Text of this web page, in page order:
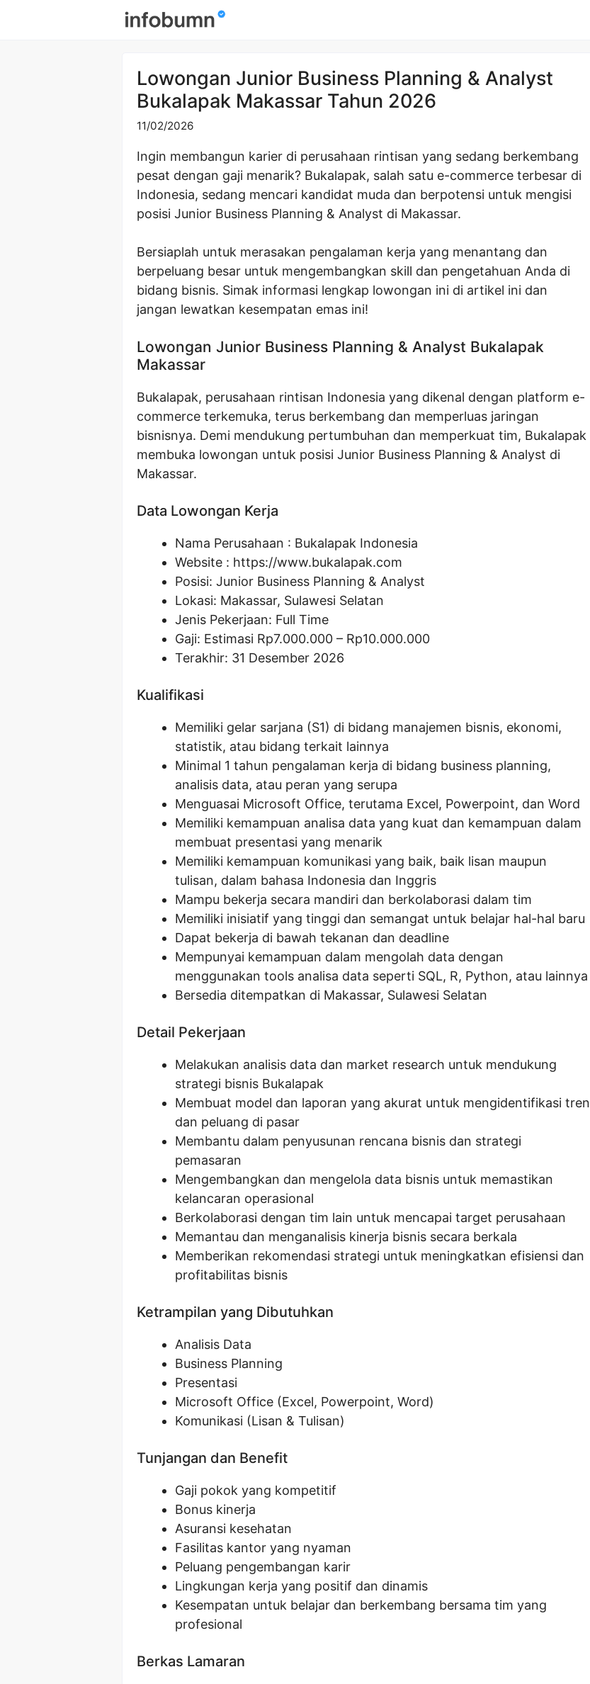
Lowongan Junior Business Planning & Analyst
Bukalapak Makassar Tahun 2026
11/02/2026
Ingin membangun karier di perusahaan rintisan yang sedang berkembang
pesat dengan gaji menarik? Bukalapak, salah satu e-commerce terbesar di
Indonesia, sedang mencari kandidat muda dan berpotensi untuk mengisi
posisi Junior Business Planning & Analyst di Makassar.
Bersiaplah untuk merasakan pengalaman kerja yang menantang dan
berpeluang besar untuk mengembangkan skill dan pengetahuan Anda di
bidang bisnis. Simak informasi lengkap lowongan ini di artikel ini dan
jangan lewatkan kesempatan emas ini!
Lowongan Junior Business Planning & Analyst Bukalapak
Makassar
Bukalapak, perusahaan rintisan Indonesia yang dikenal dengan platform e-
commerce terkemuka, terus berkembang dan memperluas jaringan
bisnisnya. Demi mendukung pertumbuhan dan memperkuat tim, Bukalapak
membuka lowongan untuk posisi Junior Business Planning & Analyst di
Makassar.
Data Lowongan Kerja
Nama Perusahaan : Bukalapak Indonesia
Website : https://www.bukalapak.com
Posisi: Junior Business Planning & Analyst
Lokasi: Makassar, Sulawesi Selatan
Jenis Pekerjaan: Full Time
Gaji: Estimasi Rp7.000.000 – Rp10.000.000
Terakhir: 31 Desember 2026
Kualifikasi
Memiliki gelar sarjana (S1) di bidang manajemen bisnis, ekonomi,
statistik, atau bidang terkait lainnya
Minimal 1 tahun pengalaman kerja di bidang business planning,
analisis data, atau peran yang serupa
Menguasai Microsoft Office, terutama Excel, Powerpoint, dan Word
Memiliki kemampuan analisa data yang kuat dan kemampuan dalam
membuat presentasi yang menarik
Memiliki kemampuan komunikasi yang baik, baik lisan maupun
tulisan, dalam bahasa Indonesia dan Inggris
Mampu bekerja secara mandiri dan berkolaborasi dalam tim
Memiliki inisiatif yang tinggi dan semangat untuk belajar hal-hal baru
Dapat bekerja di bawah tekanan dan deadline
Mempunyai kemampuan dalam mengolah data dengan
menggunakan tools analisa data seperti SQL, R, Python, atau lainnya
Bersedia ditempatkan di Makassar, Sulawesi Selatan
Detail Pekerjaan
Melakukan analisis data dan market research untuk mendukung
strategi bisnis Bukalapak
Membuat model dan laporan yang akurat untuk mengidentifikasi tren
dan peluang di pasar
Membantu dalam penyusunan rencana bisnis dan strategi
pemasaran
Mengembangkan dan mengelola data bisnis untuk memastikan
kelancaran operasional
Berkolaborasi dengan tim lain untuk mencapai target perusahaan
Memantau dan menganalisis kinerja bisnis secara berkala
Memberikan rekomendasi strategi untuk meningkatkan efisiensi dan
profitabilitas bisnis
Ketrampilan yang Dibutuhkan
Analisis Data
Business Planning
Presentasi
Microsoft Office (Excel, Powerpoint, Word)
Komunikasi (Lisan & Tulisan)
Tunjangan dan Benefit
Gaji pokok yang kompetitif
Bonus kinerja
Asuransi kesehatan
Fasilitas kantor yang nyaman
Peluang pengembangan karir
Lingkungan kerja yang positif dan dinamis
Kesempatan untuk belajar dan berkembang bersama tim yang
profesional
Berkas Lamaran